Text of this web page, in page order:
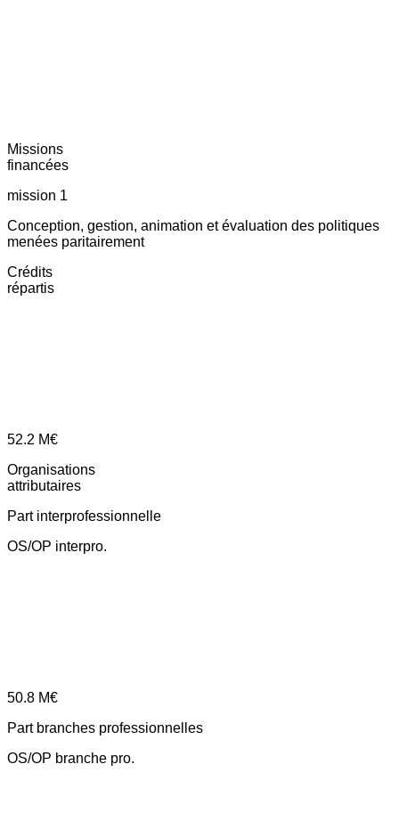
Missions
financées
mission 1
Conception, gestion, animation et évaluation des politiques
menées paritairement
Crédits
répartis
52.2 M€
Organisations
attributaires
Part interprofessionnelle
OS/OP interpro.
50.8 M€
Part branches professionnelles
OS/OP branche pro.